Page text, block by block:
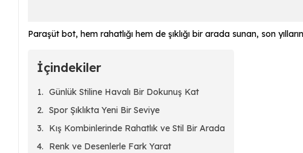
Paraşüt bot, hem rahatlığı hem de şıklığı bir arada sunan, son
İçindekiler
Günlük Stiline Havalı Bir Dokunuş Kat
Spor Şıklıkta Yeni Bir Seviye
Kış Kombinlerinde Rahatlık ve Stil Bir Arada
Renk ve Desenlerle Fark Yarat